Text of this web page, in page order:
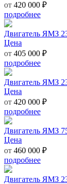
от 420 000 ₽
подробнее
Двигатель ЯМЗ
Цена
от 405 000 ₽
подробнее
Двигатель ЯМЗ
Цена
от 420 000 ₽
подробнее
Двигатель ЯМЗ
Цена
от 460 000 ₽
подробнее
Двигатель ЯМЗ